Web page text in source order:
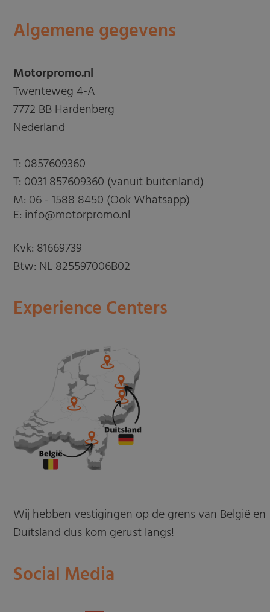
Algemene gegevens
Motorpromo.nl
Twenteweg 4-A
7772 BB Hardenberg
Nederland
T: 0857609360
T: 0031 857609360 (vanuit buitenland)
M: 06 - 1588 8450 (Ook Whatsapp)
E: info@motorpromo.nl
Kvk: 81669739
Btw: NL 825597006B02
Experience Centers
Wij hebben vestigingen op de grens van België en
Duitsland dus kom gerust langs!
Social Media